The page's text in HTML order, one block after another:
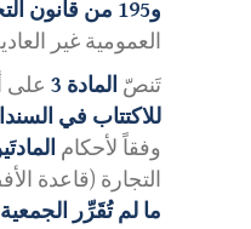
و195 من قانون التجارة
العمومية غير
تَنصّ المادة 3 على
للاكتتاب في
وفقاً لأحكام المادتَين 105
التجارة (قاعدة
ما لم تُقَرِّر